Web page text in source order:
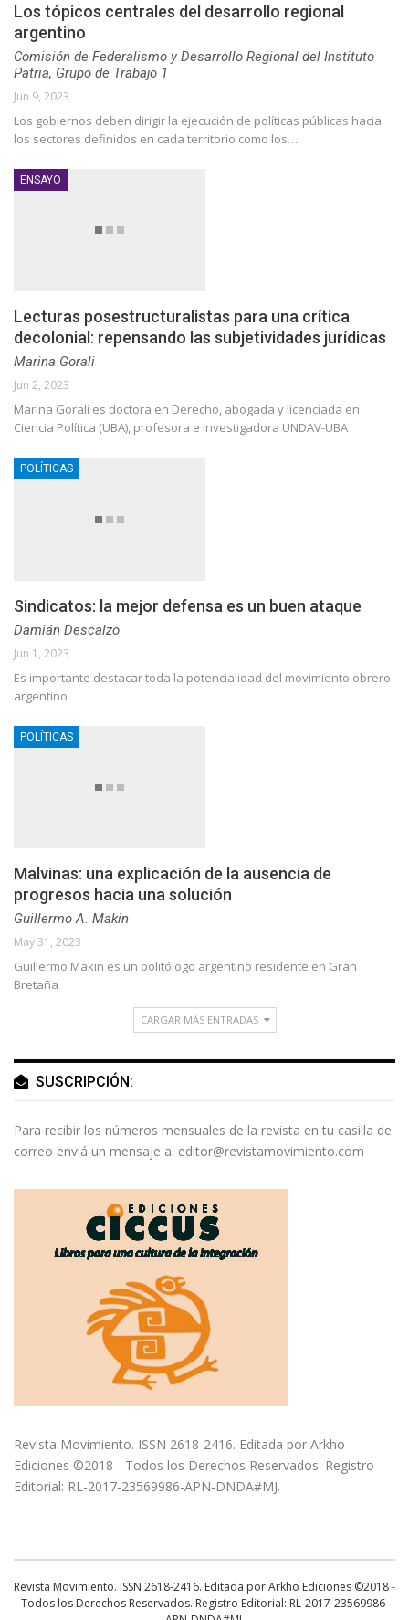
Los tópicos centrales del desarrollo regional
argentino
Comisión de Federalismo y Desarrollo Regional del Instituto
Patria, Grupo de Trabajo 1
Jun 9, 2023
Los gobiernos deben dirigir la ejecución de políticas públicas hacia
los sectores definidos en cada territorio como los…
ENSAYO
Lecturas posestructuralistas para una crítica
decolonial: repensando las subjetividades jurídicas
Marina Gorali
Jun 2, 2023
Marina Gorali es doctora en Derecho, abogada y licenciada en
Ciencia Política (UBA), profesora e investigadora UNDAV-UBA
POLÍTICAS
Sindicatos: la mejor defensa es un buen ataque
Damián Descalzo
Jun 1, 2023
Es importante destacar toda la potencialidad del movimiento obrero
argentino
POLÍTICAS
Malvinas: una explicación de la ausencia de
progresos hacia una solución
Guillermo A. Makin
May 31, 2023
Guillermo Makin es un politólogo argentino residente en Gran
Bretaña
CARGAR MÁS ENTRADAS
SUSCRIPCIÓN:
Para recibir los números mensuales de la revista en tu casilla de
correo enviá un mensaje a: editor@revistamovimiento.com
Revista Movimiento. ISSN 2618-2416. Editada por Arkho
Ediciones ©2018 - Todos los Derechos Reservados. Registro
Editorial: RL-2017-23569986-APN-DNDA#MJ.
Revista Movimiento. ISSN 2618-2416. Editada por Arkho Ediciones ©2018 -
Todos los Derechos Reservados. Registro Editorial: RL-2017-23569986-